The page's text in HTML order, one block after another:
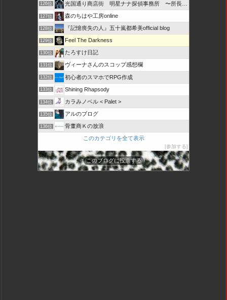
126位 光国通り商店街 明星ナナ探偵事務所 〜所長とカプセル局員たち
127位 森のちはや工房online
128位 『記憶喪失の人』五十嵐都希美official blog
129位 Feel The Darkness
130位 たろすけ日記
131位 ヴィーナさんのスコップ感想欄
132位 初心者のスマホでRPG作成
133位 Shining Rhapsody
134位 カラみノベル < Palet >
135位 アルのブログ
136位
骨董商Ｋの放浪
このカテゴリを全て表示
参加する
このブログに投票する